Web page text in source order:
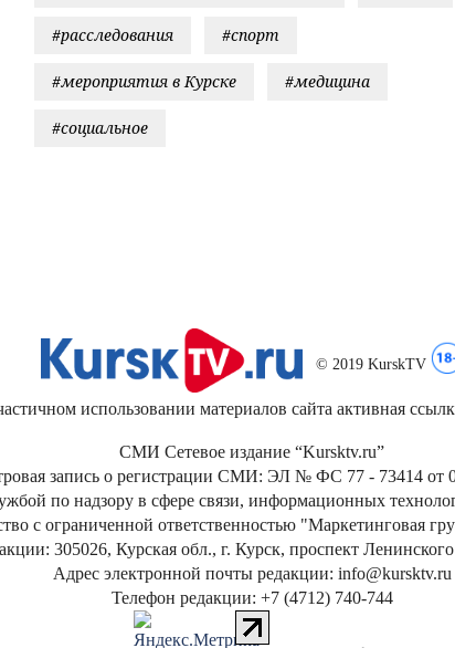
#расследования #спорт
#мероприятия в Курске #медицина
#социальное
© 2019 KurskTV
использовании материалов сайта активная
СМИ Сетевое издание “Kursktv.ru”
запись о регистрации СМИ: ЭЛ № ФС 77 - 73414 от
по надзору в сфере связи, информационных
с ограниченной ответственностью "Маркетинговая
305026, Курская обл., г. Курск, проспект
Адрес электронной почты редакции: info@kursktv.ru
Телефон редакции: +7 (4712) 740-744